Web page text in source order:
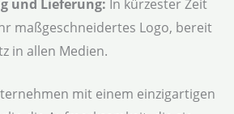
und Lieferung: In kürzester Zeit
maßgeschneidertes Logo, bereit
in allen Medien.
mit einem einzigartigen